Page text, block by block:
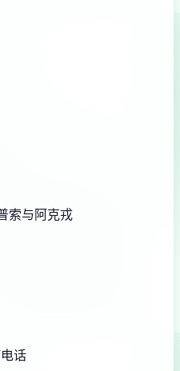
索与阿克戎
话